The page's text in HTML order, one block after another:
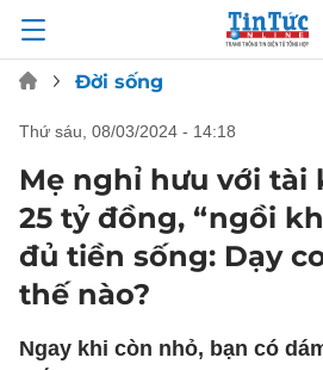
Đời sống
thứ sáu, 08/03/2024 - 14:18
Mẹ nghỉ hưu với tài
25 tỷ đồng, “ngồi
đủ tiền sống: Dạy
thế nào?
Ngay khi còn nhỏ, bạn có